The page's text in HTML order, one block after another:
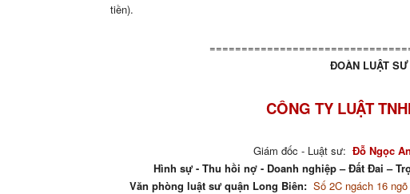
tiền).
ĐOÀN LUẬT
CÔNG TY LUẬT
Giám đốc - Luật sư: Đỗ Ngọc
Hình sự - Thu hồi nợ - Doanh nghiệp – Đất Đai –
Văn phòng luật sư quận Long Biên: Số 2C ngách 16